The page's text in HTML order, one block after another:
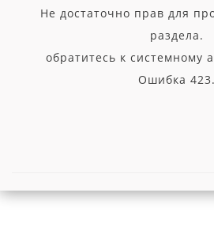
Не достаточно прав для
раздела.
обратитесь к системному
Ошибка 423.